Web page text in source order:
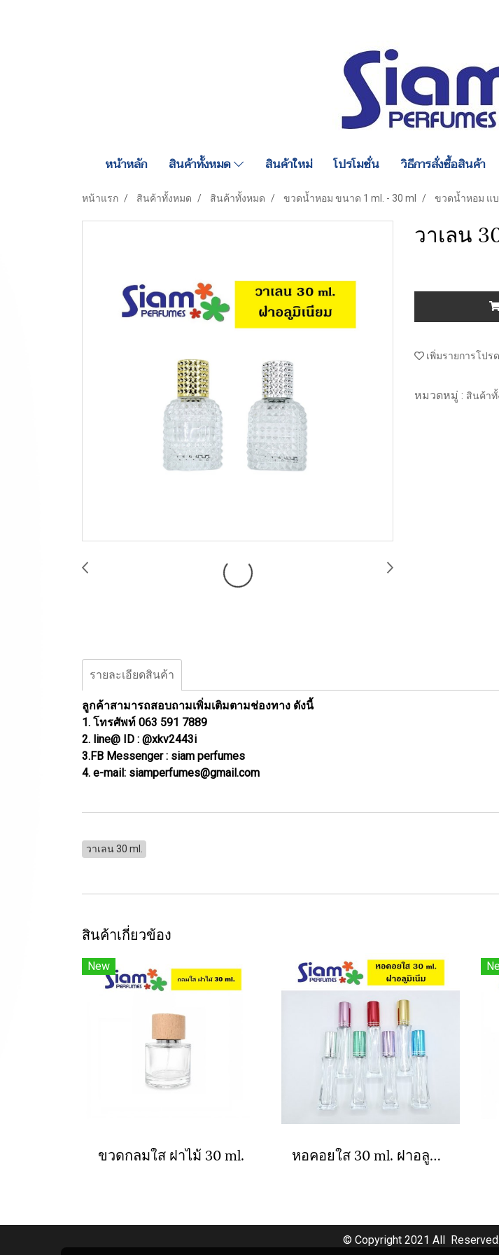
หน้าหลัก สินค้าทั้งหมด สินค้าใหม่ โปรโมชั่น วิธีการสั่งซื้อสินค้า
หน้าแรก สินค้าทั้งหมด สินค้าทั้งหมด ขวดน้ำหอม ขนาด 1 ml. - 30 ml ขวดน้ำหอม แบ
วาเลน
เพิ่มรายการโปรด
หมวดหมู่ : สินค้าทั้
รายละเอียดสินค้า
ลูกค้าสามารถสอบถามเพิ่มเติมตามช่องทาง ดังนี้
1. โทรศัพท์ 063 591 7889
2. line@ ID : @xkv2443i
3.FB Messenger : siam perfumes
4. e-mail: siamperfumes@gmail.com
วาเลน 30 ml.
สินค้าเกี่ยวข้อง
New
ขวดกลมใส ฝาไม้ 30 ml. หอคอยใส 30 ml. ฝาอลูมิเนียม
© Copyright 2021 All